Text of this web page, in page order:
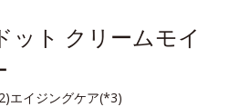
ット クリームモイ
エイジングケア(*3)